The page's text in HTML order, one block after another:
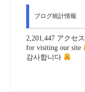
ブログ統計情報
2,201,447 アクセ
for visiting our site
감사합니다